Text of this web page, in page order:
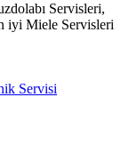
Servisleri,
iyi Miele Servisleri
Servisi